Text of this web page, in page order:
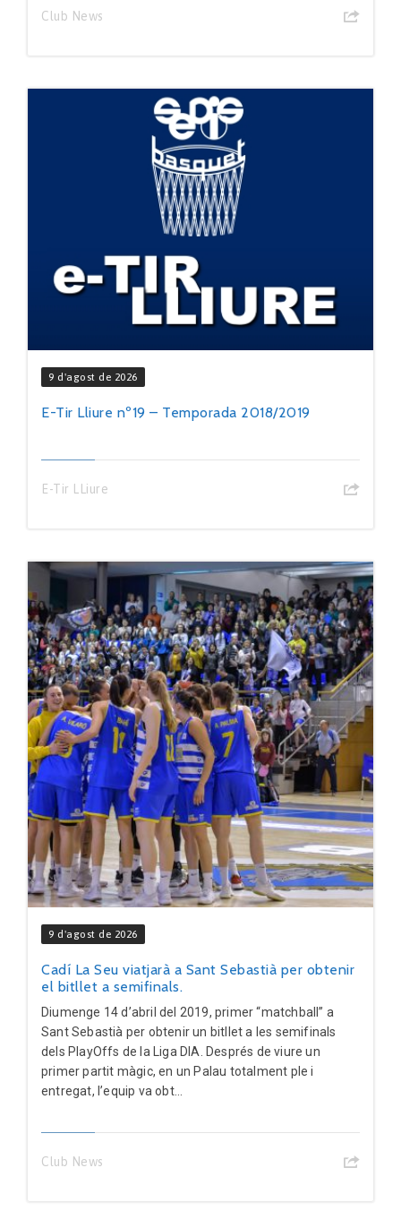
Club News
9 d'agost de 2026
E-Tir Lliure nº19 – Temporada 2018/2019
E-Tir LLiure
9 d'agost de 2026
Cadí La Seu viatjarà a Sant Sebastià per obtenir
el bitllet a semifinals.
Diumenge 14 d’abril del 2019, primer “matchball” a
Sant Sebastià per obtenir un bitllet a les semifinals
dels PlayOffs de la Liga DIA. Després de viure un
primer partit màgic, en un Palau totalment ple i
entregat, l’equip va obt...
Club News